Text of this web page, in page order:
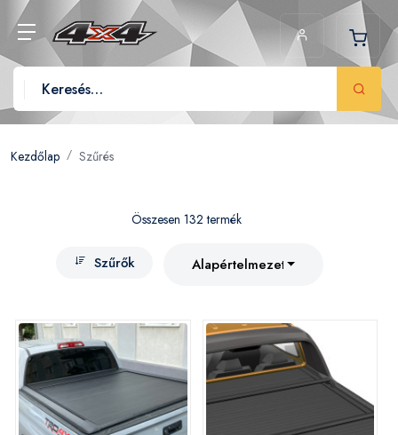
Kezdőlap Szűrés
Összesen 132 termék
Szűrők Alapértelmezett